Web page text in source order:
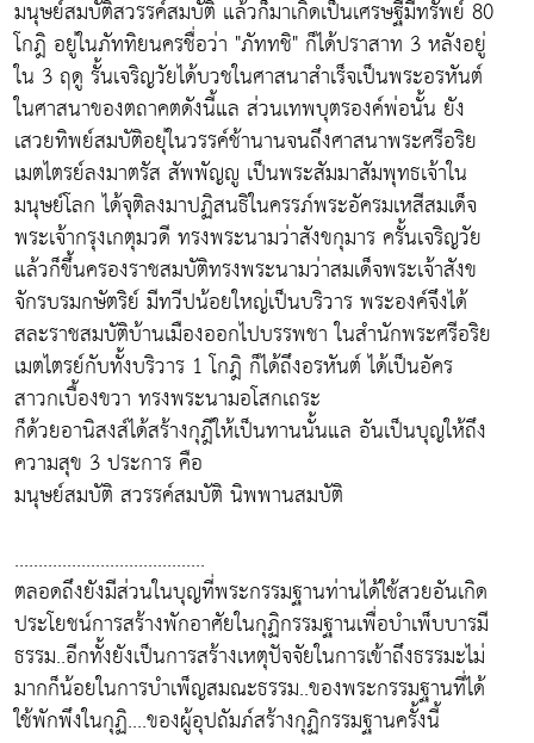
มนุษย์สมบัติสวรรค์สมบัติ แล้วก็มาเกิดเป็นเศรษฐีมีทรัพย์ 80
โกฎิ อยู่ในภัททิยนครชื่อว่า "ภัททชิ" ก็ได้ปราสาท 3 หลังอยู่
ใน 3 ฤดู รั้นเจริญวัยได้บวชในศาสนาสำเร็จเป็นพระอรหันต์
ในศาสนาของตถาคตดังนี้แล ส่วนเทพบุตรองค์พ่อนั้น ยัง
เสวยทิพย์สมบัติอยุ่ในวรรค์ช้านานจนถึงศาสนาพระศรีอริย
เมตไตรย์ลงมาตรัส สัพพัญญู เป็นพระสัมมาสัมพุทธเจ้าใน
มนุษย์โลก ได้จุติลงมาปฏิสนธิในครรภ์พระอัครมเหสีสมเด็จ
พระเจ้ากรุงเกตุมวดี ทรงพระนามว่าสังขกุมาร ครั้นเจริญวัย
แล้วก็ขึ้นครองราชสมบัติทรงพระนามว่าสมเด็จพระเจ้าสังข
จักรบรมกษัตริย์ มีทวีปน้อยใหญ่เป็นบริวาร พระองค์จึงได้
สละราชสมบัติบ้านเมืองออกไปบรรพชา ในสำนักพระศรีอริย
เมตไตรย์กับทั้งบริวาร 1 โกฎิ ก็ได้ถึงอรหันต์ ได้เป็นอัคร
สาวกเบื้องขวา ทรงพระนามอโสกเถระ
ก็ด้วยอานิสงส์ได้สร้างกุฎีให้เป็นทานนั้นแล อันเป็นบุญให้ถึง
ความสุข 3 ประการ คือ
มนุษย์สมบัติ สวรรค์สมบัติ นิพพานสมบัติ
........................................
ตลอดถึงยังมีส่วนในบุญที่พระกรรมฐานท่านได้ใช้สวยอันเกิด
ประโยชน์การสร้างพักอาศัยในกุฏิกรรมฐานเพื่อบำเพ็บบารมี
ธรรม..อีกทั้งยังเป็นการสร้างเหตุปัจจัยในการเข้าถึงธรรมะไม่
มากก็น้อยในการบำเพ็ญสมณะธรรม..ของพระกรรมฐานที่ได้
ใช้พักพึงในกุฏิ....ของผู้อุปถัมภ์สร้างกุฏิกรรมฐานครั้งนี้